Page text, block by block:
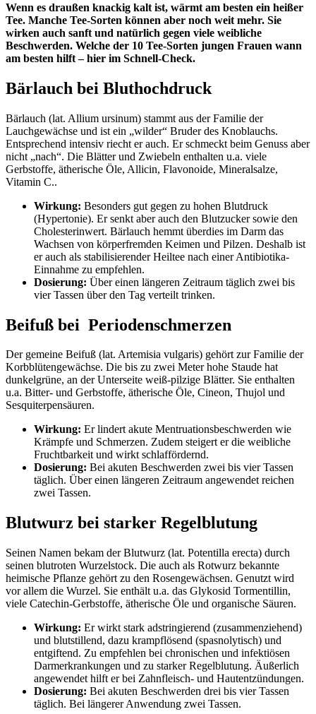
Wenn es draußen knackig kalt ist, wärmt am besten ein heißer
Tee. Manche Tee-Sorten können aber noch weit mehr. Sie
wirken auch sanft und natürlich gegen viele weibliche
Beschwerden. Welche der 10 Tee-Sorten jungen Frauen wann
am besten hilft – hier im Schnell-Check.
Bärlauch bei Bluthochdruck
Bärlauch (lat. Allium ursinum) stammt aus der Familie der
Lauchgewächse und ist ein „wilder“ Bruder des Knoblauchs.
Entsprechend intensiv riecht er auch. Er schmeckt beim Genuss aber
nicht „nach“. Die Blätter und Zwiebeln enthalten u.a. viele
Gerbstoffe, ätherische Öle, Allicin, Flavonoide, Mineralsalze,
Vitamin C..
Wirkung: Besonders gut gegen zu hohen Blutdruck
(Hypertonie). Er senkt aber auch den Blutzucker sowie den
Cholesterinwert. Bärlauch hemmt überdies im Darm das
Wachsen von körperfremden Keimen und Pilzen. Deshalb ist
er auch als stabilisierender Heiltee nach einer Antibiotika-
Einnahme zu empfehlen.
Dosierung: Über einen längeren Zeitraum täglich zwei bis
vier Tassen über den Tag verteilt trinken.
Beifuß bei Periodenschmerzen
Der gemeine Beifuß (lat. Artemisia vulgaris) gehört zur Familie der
Korbblütengewächse. Die bis zu zwei Meter hohe Staude hat
dunkelgrüne, an der Unterseite weiß-pilzige Blätter. Sie enthalten
u.a. Bitter- und Gerbstoffe, ätherische Öle, Cineon, Thujol und
Sesquiterpensäuren.
Wirkung: Er lindert akute Mentruationsbeschwerden wie
Krämpfe und Schmerzen. Zudem steigert er die weibliche
Fruchtbarkeit und wirkt schlaffördernd.
Dosierung: Bei akuten Beschwerden zwei bis vier Tassen
täglich. Über einen längeren Zeitraum angewendet reichen
zwei Tassen.
Blutwurz bei starker Regelblutung
Seinen Namen bekam der Blutwurz (lat. Potentilla erecta) durch
seinen blutroten Wurzelstock. Die auch als Rotwurz bekannte
heimische Pflanze gehört zu den Rosengewächsen. Genutzt wird
vor allem die Wurzel. Sie enthält u.a. das Glykosid Tormentillin,
viele Catechin-Gerbstoffe, ätherische Öle und organische Säuren.
Wirkung: Er wirkt stark adstringierend (zusammenziehend)
und blutstillend, dazu krampflösend (spasnolytisch) und
entgiftend. Zu empfehlen bei chronischen und infektiösen
Darmerkrankungen und zu starker Regelblutung. Äußerlich
angewendet hilft er bei Zahnfleisch- und Hautentzündungen.
Dosierung: Bei akuten Beschwerden drei bis vier Tassen
täglich. Bei längerer Anwendung zwei Tassen.